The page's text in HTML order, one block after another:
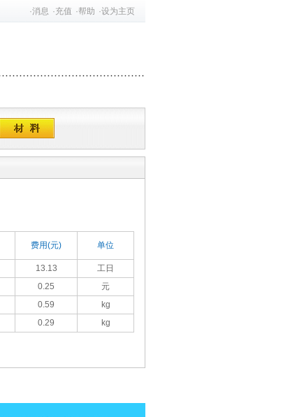
·消息 ·充值 ·帮助 ·设为主页
费用(元) 单位
13.13 工日
0.25
元
0.59
kg
0.29 kg